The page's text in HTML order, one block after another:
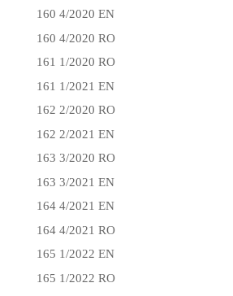
160 4/2020 EN
160 4/2020 RO
161 1/2020 RO
161 1/2021 EN
162 2/2020 RO
162 2/2021 EN
163 3/2020 RO
163 3/2021 EN
164 4/2021 EN
164 4/2021 RO
165 1/2022 EN
165 1/2022 RO